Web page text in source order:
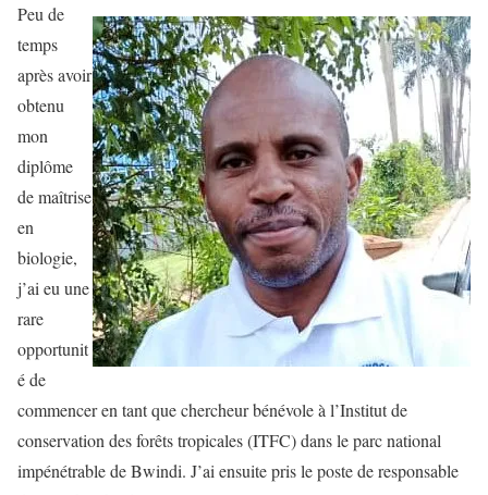
Peu de
temps
après avoir
obtenu
mon
diplôme
de maîtrise
en
biologie,
j’ai eu une
rare
opportunit
é de
commencer en tant que chercheur bénévole à l’Institut de
conservation des forêts tropicales (ITFC) dans le parc national
impénétrable de Bwindi. J’ai ensuite pris le poste de responsable